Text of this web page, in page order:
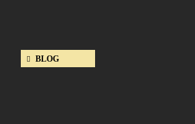
BLOG